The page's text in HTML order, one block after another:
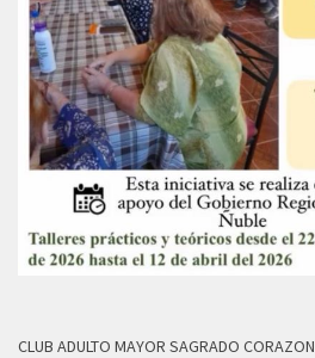
CLUB ADULTO MAYOR SAGRADO CORAZON